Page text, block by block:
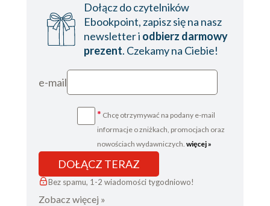
Dołącz do czytelników
Ebookpoint, zapisz się na nasz
newsletter i odbierz darmowy
prezent. Czekamy na Ciebie!
e-mail
* Chcę otrzymywać na podany e-mail
informacje o zniżkach, promocjach oraz
nowościach wydawniczych. więcej »
DOŁĄCZ TERAZ
Bez spamu, 1-2 wiadomości tygodniowo!
Zobacz więcej »